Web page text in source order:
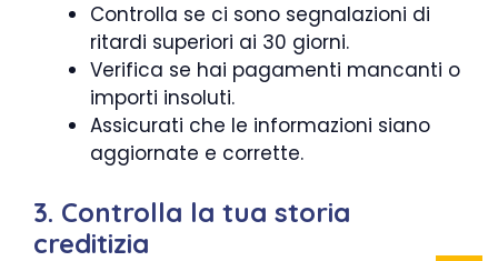
Controlla se ci sono segnalazioni di
ritardi superiori ai 30 giorni.
Verifica se hai pagamenti mancanti o
importi insoluti.
Assicurati che le informazioni siano
aggiornate e corrette.
3. Controlla la tua storia
creditizia